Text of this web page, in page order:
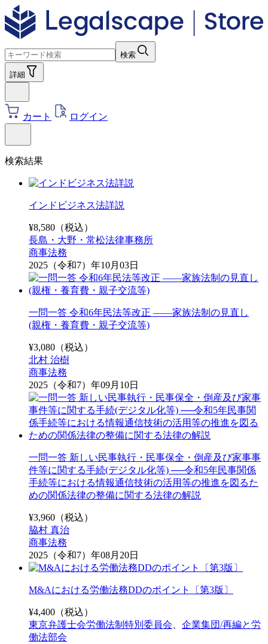
検索
詳細
カート ログイン
検索結果
インドビジネス法詳説
¥8,580 （税込）
長島・大野・常松法律事務所
商事法務
2025（令和7）年10月03日
一問一答 令和6年民法等改正 ――家族法制の見直し
(親権・養育費・親子交流等)
¥3,080 （税込）
北村 治樹
商事法務
2025（令和7）年09月10日
一問一答 新しい民事執行・民事保全・倒産及び家事事
件等に関する手続(デジタル化等) ──令和5年民事関係
手続等における情報通信技術の活用等の推進を図るた
めの関係法律の整備に関する法律の解説
¥3,960 （税込）
脇村 真治
商事法務
2025（令和7）年08月20日
M&Aにおける労働法務DDのポイント〔第3版〕
¥4,400 （税込）
東京弁護士会労働法制特別委員会
企業集団/再編と労
働法部会